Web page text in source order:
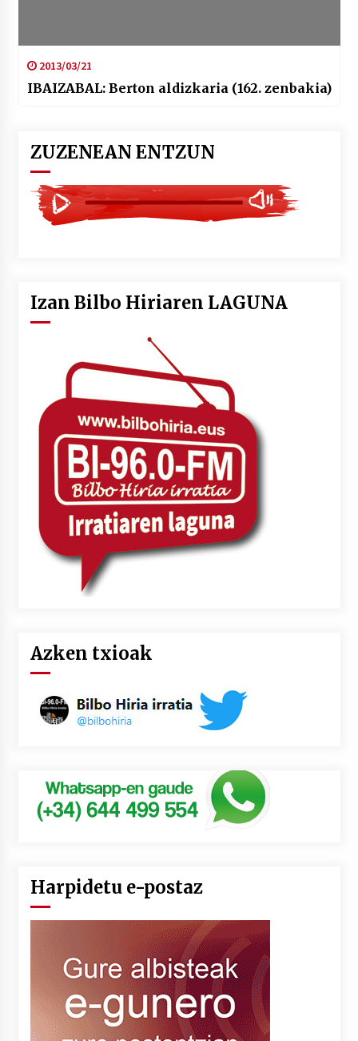
2013/03/21
IBAIZABAL: Berton aldizkaria (162. zenbakia)
ZUZENEAN ENTZUN
Izan Bilbo Hiriaren LAGUNA
Azken txioak
Harpidetu e-postaz